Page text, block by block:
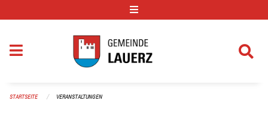
STARTSEITE VERANSTALTUNGEN